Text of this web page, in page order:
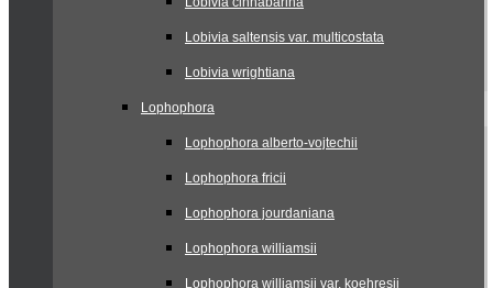
Lobivia saltensis var. multicostata
Lobivia wrightiana
Lophophora
Lophophora alberto-vojtechii
Lophophora fricii
Lophophora jourdaniana
Lophophora williamsii
Lophophora williamsii var. koehresii